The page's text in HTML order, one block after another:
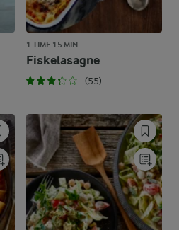
1 TIME 15 MIN
Fiskelasagne
(55)